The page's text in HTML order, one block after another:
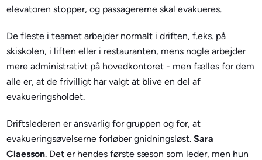
elevatoren stopper, og passagererne skal evakueres.
De fleste i teamet arbejder normalt i driften, f.eks. på
skiskolen, i liften eller i restauranten, mens nogle arbejder
mere administrativt på hovedkontoret - men fælles for dem
alle er, at de frivilligt har valgt at blive en del af
evakueringsholdet.
Driftslederen er ansvarlig for gruppen og for, at
evakueringsøvelserne forløber gnidningsløst.Sara
Claesson. Det er hendes første sæson som leder, men hun